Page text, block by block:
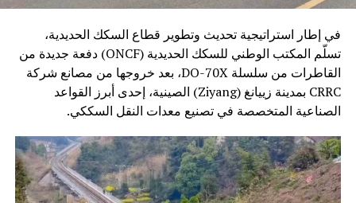
في إطار استراتيجية تحديث وتطوير قطاع السكك الحديدية،
تسلّم المكتب الوطني للسكك الحديدية (ONCF) دفعة جديدة من
القاطرات من سلسلة DO-70X، بعد خروجها من مصانع شركة
CRRC بمدينة زييانغ (Ziyang) الصينية، إحدى أبرز القواعد
الصناعية المتخصصة في تصنيع معدات النقل السككي.